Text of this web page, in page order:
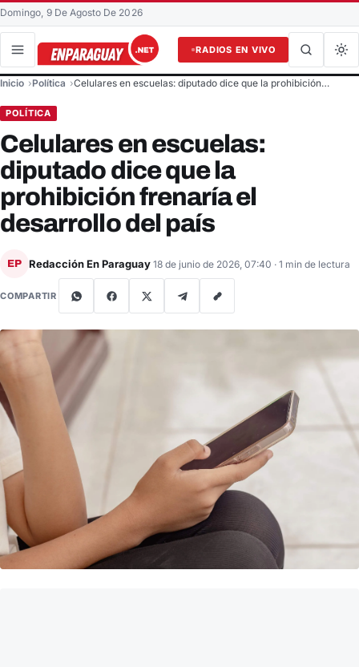
Domingo, 9 De Agosto De 2026
RADIOS EN VIVO
Buscar en el sitio
Inicio Política Celulares en escuelas: diputado dice que la prohibición…
POLÍTICA
Celulares en escuelas:
diputado dice que la
prohibición frenaría el
desarrollo del país
EP Redacción En Paraguay 18 de junio de 2026, 07:40 · 1 min de lectura
COMPARTIR